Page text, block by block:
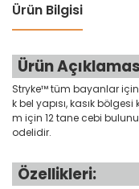
Ürün Bilgisi
Ürün
Stryke™ tüm bayanlar
k bel yapısı, kasık
m için 12 tane cebi
odelidir.
Özellikleri: